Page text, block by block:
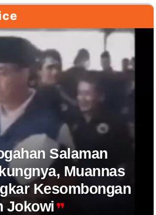
Salaman
Muannas
Kesombongan
Jokowi